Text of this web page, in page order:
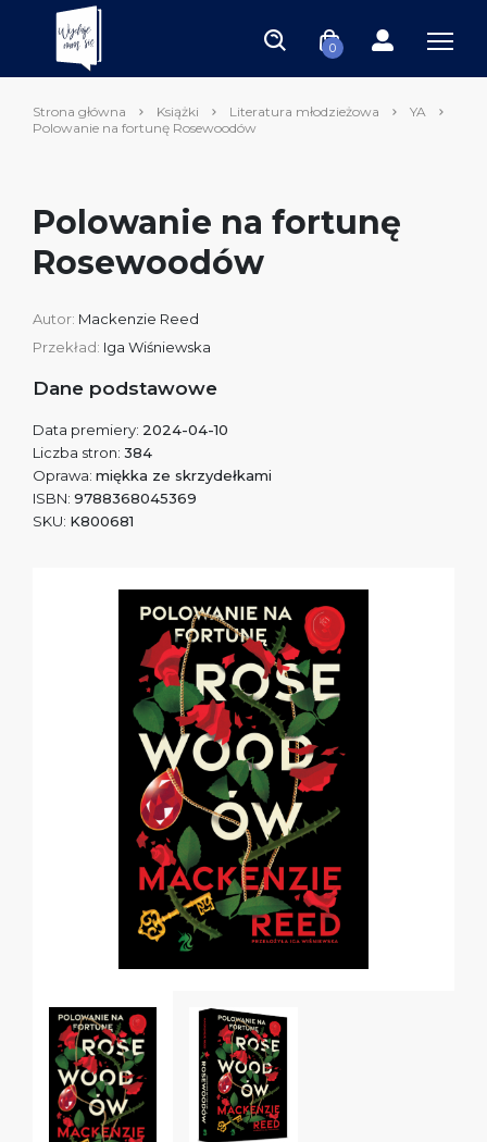
0
Strona główna Książki Literatura młodzieżowa
YA
Polowanie na fortunę Rosewoodów
Polowanie na fortunę
Rosewoodów
Autor: Mackenzie Reed
Przekład: Iga Wiśniewska
Dane podstawowe
Data premiery: 2024-04-10
Liczba stron: 384
Oprawa: miękka ze skrzydełkami
ISBN: 9788368045369
SKU: K800681